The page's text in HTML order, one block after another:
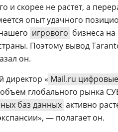
и скорее не растет, а
опыт удачного
игрового бизнеса
Поэтому вывод
он.
« Mail.ru
объем глобального рынка
баз данных активно
— полагает он.